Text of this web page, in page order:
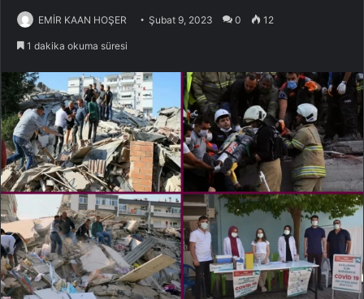
EMİR KAAN HOŞER Şubat 9, 2023 0 12
1 dakika okuma süresi